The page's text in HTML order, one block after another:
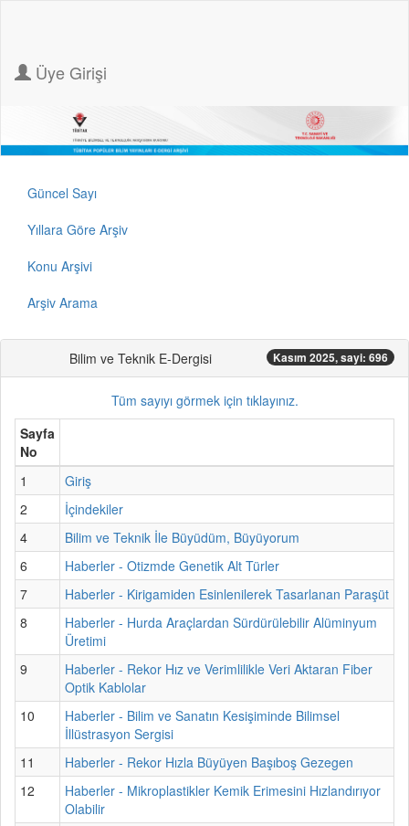
Üye Girişi
Güncel Sayı
Yıllara Göre Arşiv
Konu Arşivi
Arşiv Arama
Bilim ve Teknik E-Dergisi Kasım 2025, sayi: 696
Tüm sayıyı görmek için tıklayınız.
Sayfa
No
1
Giriş
2
İçindekiler
4
Bilim ve Teknik İle Büyüdüm, Büyüyorum
6
Haberler - Otizmde Genetik Alt Türler
7
Haberler - Kirigamiden Esinlenilerek Tasarlanan Paraşüt
8
Haberler - Hurda Araçlardan Sürdürülebilir Alüminyum
Üretimi
9
Haberler - Rekor Hız ve Verimlilikle Veri Aktaran Fiber
Optik Kablolar
10
Haberler - Bilim ve Sanatın Kesişiminde Bilimsel
İllüstrasyon Sergisi
11
Haberler - Rekor Hızla Büyüyen Başıboş Gezegen
12
Haberler - Mikroplastikler Kemik Erimesini Hızlandırıyor
Olabilir